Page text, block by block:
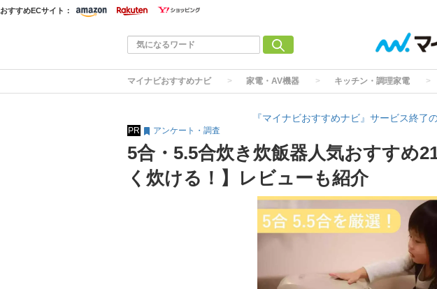
おすすめECサイト：
マイナビおすすめナビ 家電・AV機器 キッチン・調理家電
『マイナビおすすめナビ』サービス終了
PR アンケート・調査
5合・5.5合炊き炊飯器人気おすすめ
く炊ける！】レビューも紹介